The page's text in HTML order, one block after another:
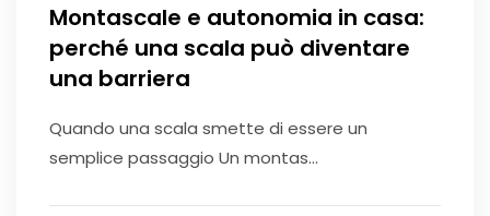
Montascale e autonomia in casa:
perché una scala può diventare
una barriera
Quando una scala smette di essere un
semplice passaggio Un montas...